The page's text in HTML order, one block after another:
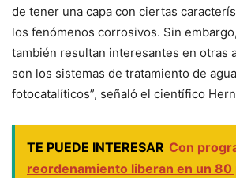
de tener una capa con ciertas
los fenómenos corrosivos. Sin
también resultan interesantes en otras
son los sistemas de tratamiento de
fotocatalíticos”, señaló el científico
TE PUEDE INTERESAR Con
reordenamiento liberan en un 80